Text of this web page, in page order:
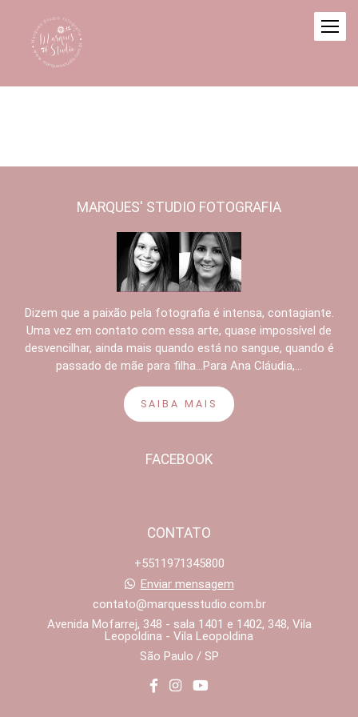
MARQUES' STUDIO FOTOGRAFIA
Dizem que a paixão pela fotografia é intensa, contagiante.
Uma vez em contato com essa arte, quase impossível de
desvencilhar, ainda mais quando está no sangue, quando é
passado de mãe para filha...Para Ana Cláudia,...
SAIBA MAIS
FACEBOOK
CONTATO
+5511971345800
Enviar mensagem
contato@marquesstudio.com.br
Avenida Mofarrej, 348 - sala 1401 e 1402, 348, Vila
Leopoldina - Vila Leopoldina
São Paulo / SP